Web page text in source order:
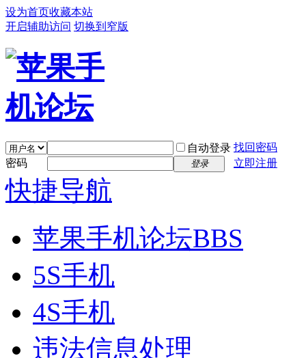
设为首页收藏本站
开启辅助访问 切换到窄版
自动登录 找回密码
密码
登录 立即注册
快捷导航
苹果手机论坛BBS
5S手机
4S手机
违法信息处理